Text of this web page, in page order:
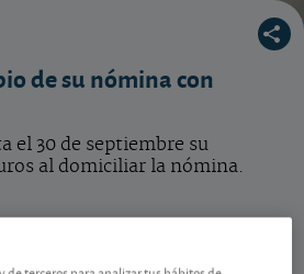
de su nómina con
el 30 de septiembre su
al domiciliar la nómina.